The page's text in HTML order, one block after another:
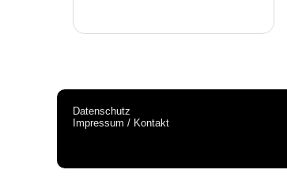
Datenschutz
Impressum / Kontakt